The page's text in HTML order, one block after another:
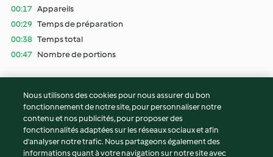
00:17 Appareils
00:29 Temps de préparation
00:38 Temps total
00:47 Nombre de portions
© Copyright 2026
Conditions d'utilisation
Politique de confidentialité
Nous utilisons des cookies pour nous assurer du bon
fonctionnement de notre site, pour personnaliser notre
contenu et nos publicités, pour proposer des
fonctionnalités adaptées sur les réseaux sociaux et afin
d’analyser notre trafic. Nous partageons également des
informations quant à votre navigation sur notre site avec